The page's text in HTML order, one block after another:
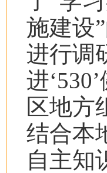
施建设
进行调
进‘530’
区地方
结合本
自主知